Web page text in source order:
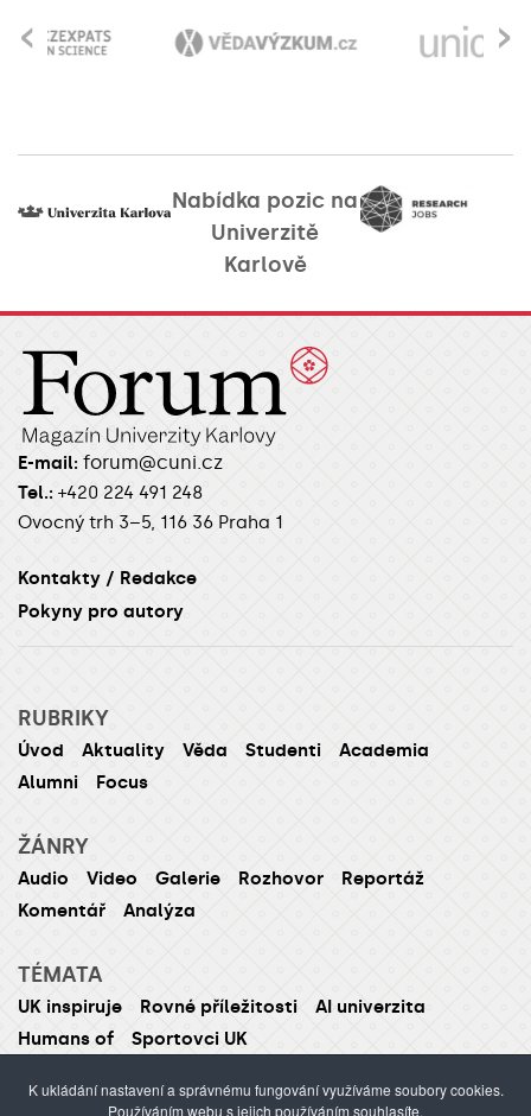
›
‹
Nabídka pozic na
Univerzitě
Karlově
E-mail: forum@cuni.cz
Tel.: +420 224 491 248
Ovocný trh 3–5, 116 36 Praha 1
Kontakty / Redakce
Pokyny pro autory
RUBRIKY
Úvod Aktuality Věda Studenti
Academia
Alumni
Focus
ŽÁNRY
Audio Video Galerie Rozhovor
Reportáž
Komentář
Analýza
TÉMATA
UK inspiruje Rovné příležitosti
AI univerzita
Humans of
Sportovci UK
K ukládání nastavení a správnému fungování využíváme soubory cookies.
Používáním webu s jejich používáním souhlasíte.